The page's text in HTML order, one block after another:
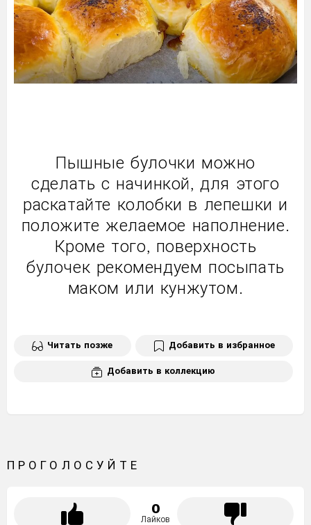
Пышные булочки можно
сделать с начинкой, для этого
раскатайте колобки в лепешки и
положите желаемое наполнение.
Кроме того, поверхность
булочек рекомендуем посыпать
маком или кунжутом.
Читать позже Добавить в избранное
Добавить в коллекцию
ПРОГОЛОСУЙТЕ
0
Лайков